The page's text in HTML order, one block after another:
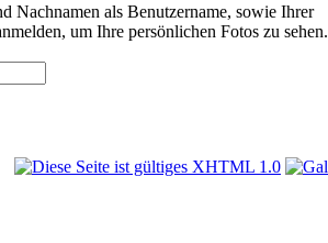
Nachnamen als Benutzername, sowie Ihrer
um Ihre persönlichen Fotos zu sehen.